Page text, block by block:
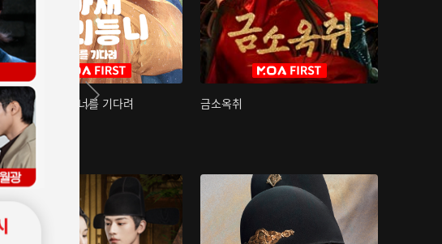
아재저리등니 : 너를 기다려 금소옥취